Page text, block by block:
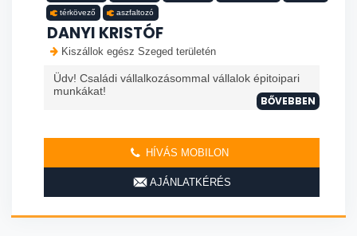
térkövező aszfaltozó
DANYI KRISTÓF
Kiszállok egész Szeged területén
Üdv! Családi vállalkozásommal vállalok épitoipari
munkákat!
BŐVEBBEN
HÍVÁS MOBILON
AJÁNLATKÉRÉS